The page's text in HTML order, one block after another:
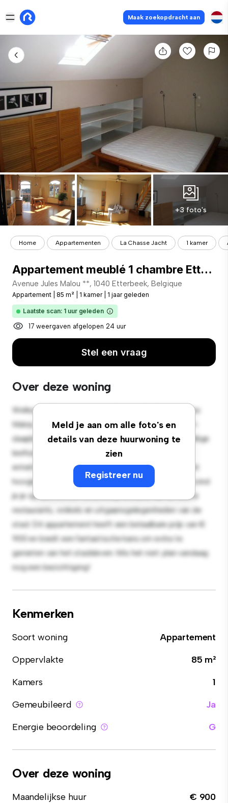
Maak zoekopdracht aan
+3 foto's
Home Appartementen La Chasse Jacht 1 kamer
Appartement meublé 1 chambre Etterbeek
Avenue Jules Malou **, 1040 Etterbeek, Belgique
Appartement 85 m² 1 kamer 1 jaar geleden
Laatste scan: 1 uur geleden
17 weergaven afgelopen 24 uur
Stel een vraag
Over deze woning
Meld je aan om alle foto's en
details van deze huurwoning te
zien
Registreer nu
Welkom bij je nieuwe toevluchtsoord in Avenue Jules
Malou 78, 1040 Etterbeek, Belgique! Dit moderne 1-
slaapkamerappartement biedt een stijlvolle en gezellige
leefruimte. De open indeling is perfect voor
entertainment en de strakke keuken is uitgerust met
hoogwaardige apparatuur. Dankzij de toplocatie bevind
je je op slechts een steenworp afstand van de beste
restaurants, winkels en uitgaansgelegenheden van de
stad. Dit appartement heeft een betaalbare prijs van €
900 en biedt een fantastische kans om extra te
genieten van het stadsleven. Mis het niet: plan vandaag
nog een bezichtiging!
Kenmerken
Soort woning
Appartement
Oppervlakte
85 m²
Kamers
1
Gemeubileerd
Ja
Energie beoordeling
G
Over deze woning
Maandelijkse huur
€ 900